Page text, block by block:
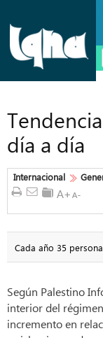
día a día
Internacional
Cada año 35
Según Palestino
interior del
incremento en